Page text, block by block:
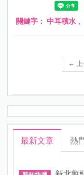
發展造成影響。
關鍵字： 中耳積水 、
←
最新文章 熱